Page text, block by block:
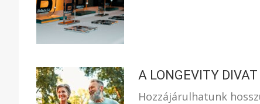
A LONGEVITY
Hozzájárulhatunk